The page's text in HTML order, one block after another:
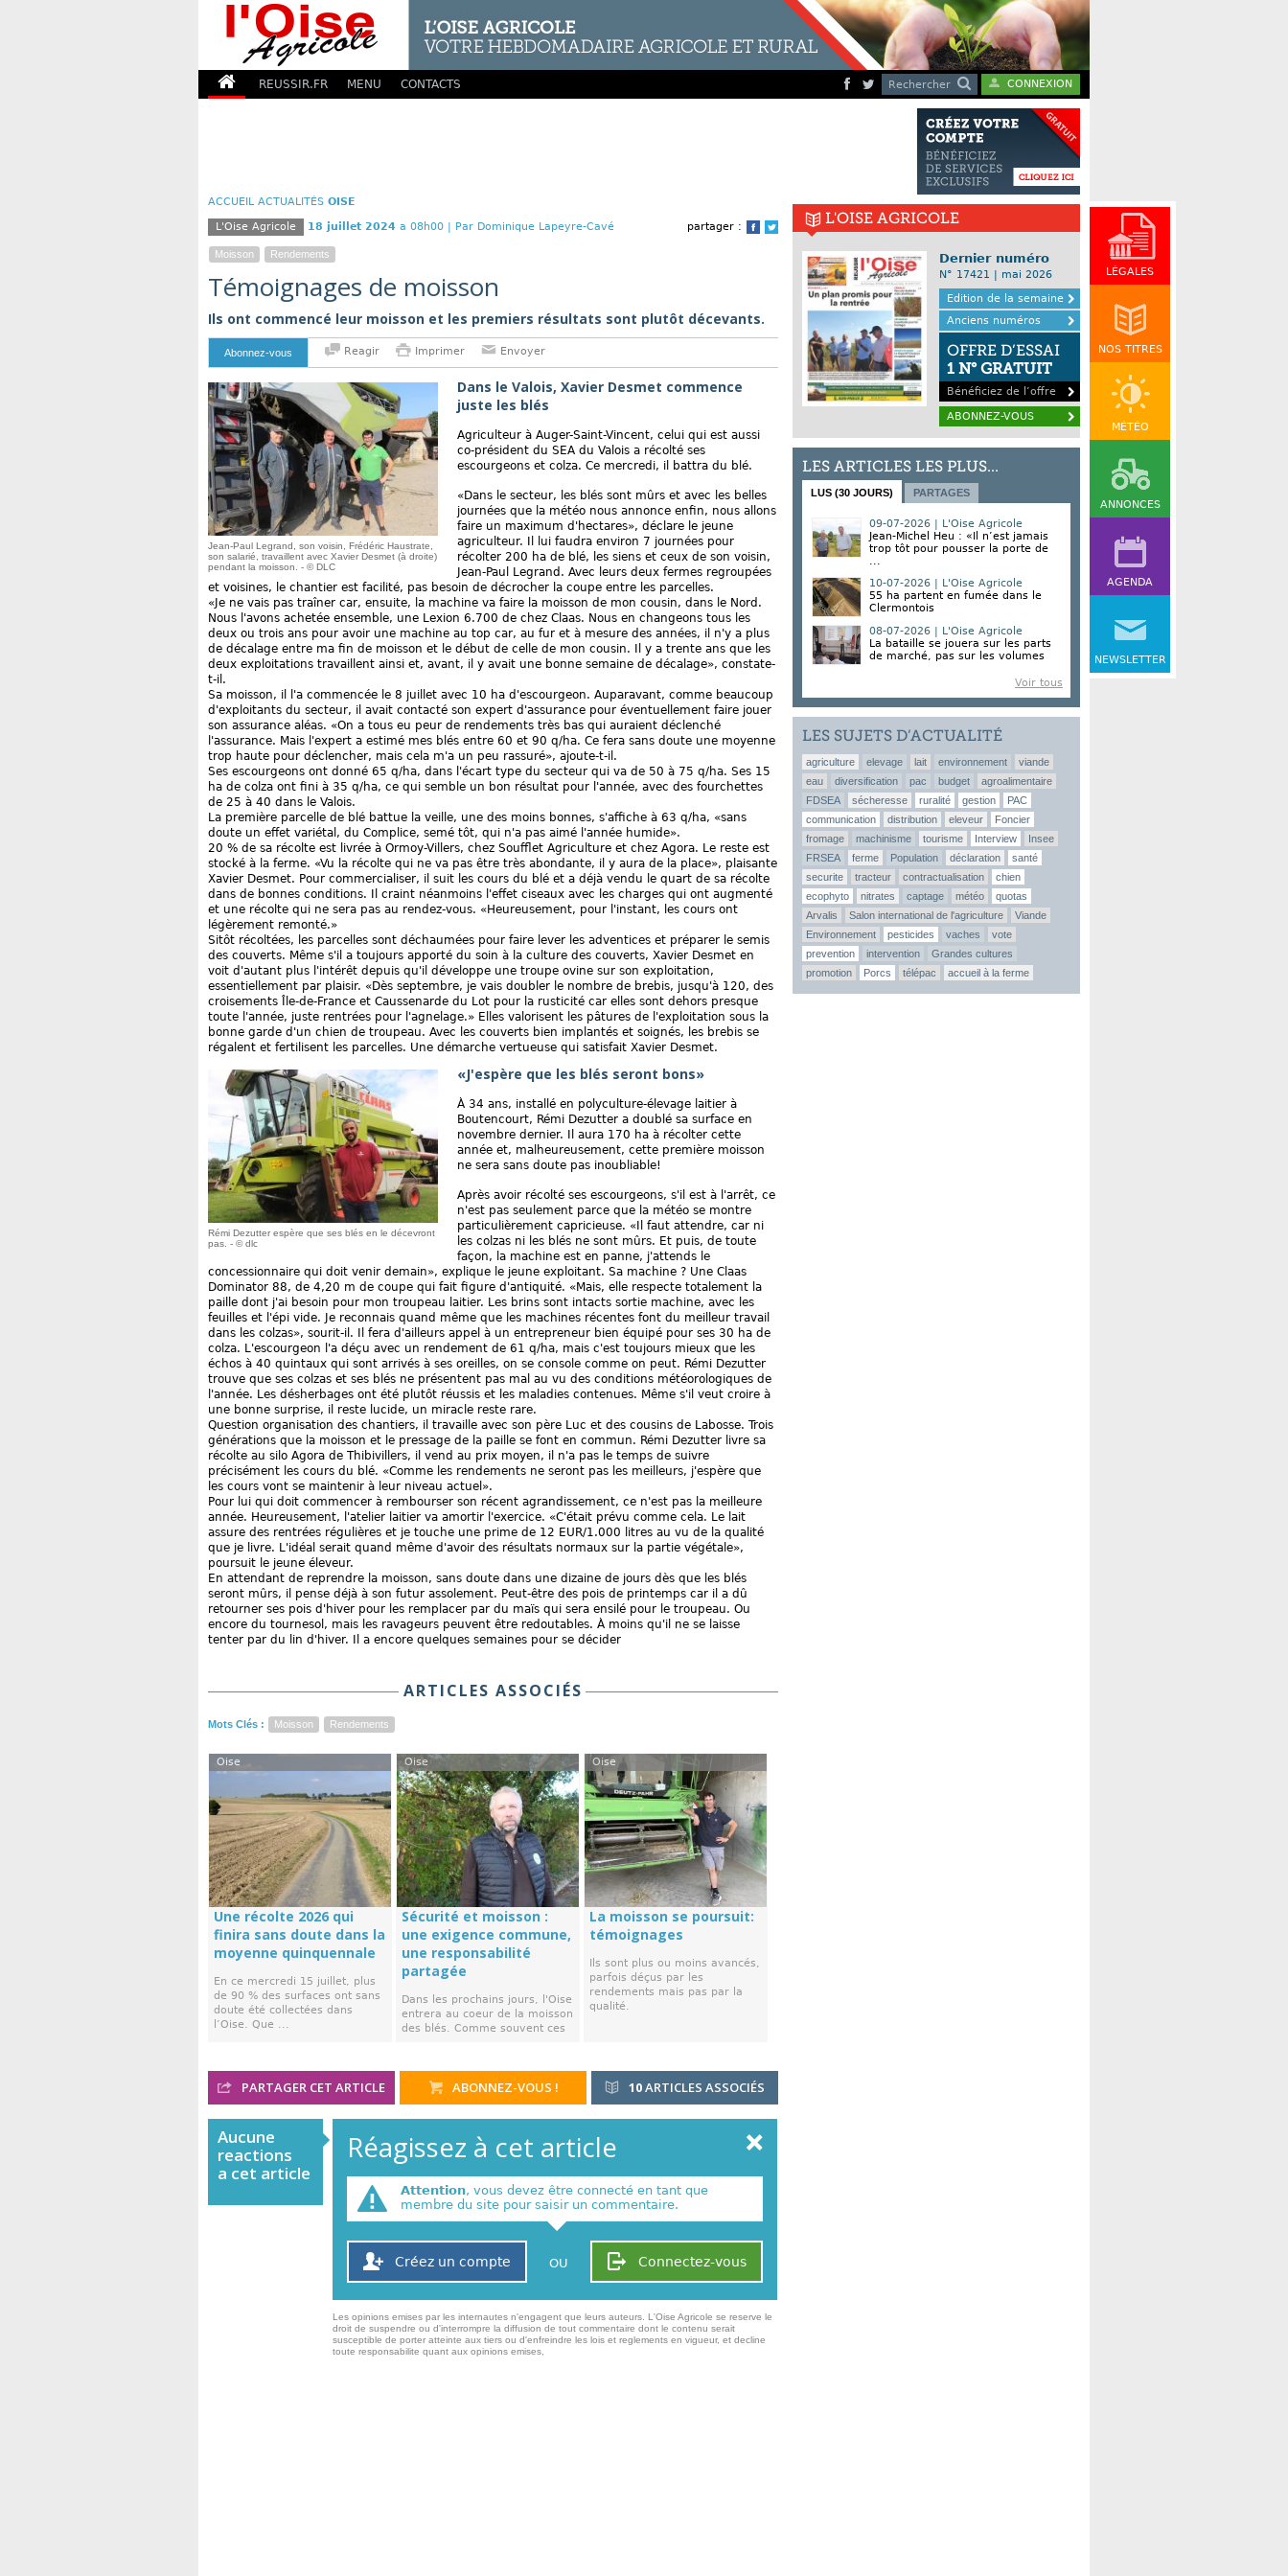
REUSSIR.FR MENU CONTACTS Rechercher CONNEXION
LÉGALES
NOS TITRES
MÉTÉO
ANNONCES
AGENDA
NEWSLETTER
ACCUEIL ACTUALITÉS OISE
partager :
Facebook
Twitter
L'Oise Agricole 18 juillet 2024 a 08h00 | Par Dominique Lapeyre-Cavé
Moisson Rendements
Témoignages de moisson
Ils ont commencé leur moisson et les premiers résultats sont plutôt décevants.
Abonnez-vous Reagir Imprimer Envoyer
Jean-Paul Legrand, son voisin, Frédéric Haustrate,
son salarié, travaillent avec Xavier Desmet (à droite)
pendant la moisson. - © DLC
Dans le Valois, Xavier Desmet commence
juste les blés
Agriculteur à Auger-Saint-Vincent, celui qui est aussi
co-président du SEA du Valois a récolté ses
escourgeons et colza. Ce mercredi, il battra du blé.
«Dans le secteur, les blés sont mûrs et avec les belles
journées que la météo nous annonce enfin, nous allons
faire un maximum d'hectares», déclare le jeune
agriculteur. Il lui faudra environ 7 journées pour
récolter 200 ha de blé, les siens et ceux de son voisin,
Jean-Paul Legrand. Avec leurs deux fermes regroupées
et voisines, le chantier est facilité, pas besoin de décrocher la coupe entre les parcelles.
«Je ne vais pas traîner car, ensuite, la machine va faire la moisson de mon cousin, dans le Nord.
Nous l'avons achetée ensemble, une Lexion 6.700 de chez Claas. Nous en changeons tous les
deux ou trois ans pour avoir une machine au top car, au fur et à mesure des années, il n'y a plus
de décalage entre ma fin de moisson et le début de celle de mon cousin. Il y a trente ans que les
deux exploitations travaillent ainsi et, avant, il y avait une bonne semaine de décalage», constate-
t-il.
Sa moisson, il l'a commencée le 8 juillet avec 10 ha d'escourgeon. Auparavant, comme beaucoup
d'exploitants du secteur, il avait contacté son expert d'assurance pour éventuellement faire jouer
son assurance aléas. «On a tous eu peur de rendements très bas qui auraient déclenché
l'assurance. Mais l'expert a estimé mes blés entre 60 et 90 q/ha. Ce fera sans doute une moyenne
trop haute pour déclencher, mais cela m'a un peu rassuré», ajoute-t-il.
Ses escourgeons ont donné 65 q/ha, dans l'écart type du secteur qui va de 50 à 75 q/ha. Ses 15
ha de colza ont fini à 35 q/ha, ce qui semble un bon résultat pour l'année, avec des fourchettes
de 25 à 40 dans le Valois.
La première parcelle de blé battue la veille, une des moins bonnes, s'affiche à 63 q/ha, «sans
doute un effet variétal, du Complice, semé tôt, qui n'a pas aimé l'année humide».
20 % de sa récolte est livrée à Ormoy-Villers, chez Soufflet Agriculture et chez Agora. Le reste est
stocké à la ferme. «Vu la récolte qui ne va pas être très abondante, il y aura de la place», plaisante
Xavier Desmet. Pour commercialiser, il suit les cours du blé et a déjà vendu le quart de sa récolte
dans de bonnes conditions. Il craint néanmoins l'effet ciseaux avec les charges qui ont augmenté
et une récolte qui ne sera pas au rendez-vous. «Heureusement, pour l'instant, les cours ont
légèrement remonté.»
Sitôt récoltées, les parcelles sont déchaumées pour faire lever les adventices et préparer le semis
des couverts. Même s'il a toujours apporté du soin à la culture des couverts, Xavier Desmet en
voit d'autant plus l'intérêt depuis qu'il développe une troupe ovine sur son exploitation,
essentiellement par plaisir. «Dès septembre, je vais doubler le nombre de brebis, jusqu'à 120, des
croisements Île-de-France et Caussenarde du Lot pour la rusticité car elles sont dehors presque
toute l'année, juste rentrées pour l'agnelage.» Elles valorisent les pâtures de l'exploitation sous la
bonne garde d'un chien de troupeau. Avec les couverts bien implantés et soignés, les brebis se
régalent et fertilisent les parcelles. Une démarche vertueuse qui satisfait Xavier Desmet.
Rémi Dezutter espère que ses blés en le décevront
pas. - © dlc
«J'espère que les blés seront bons»
À 34 ans, installé en polyculture-élevage laitier à
Boutencourt, Rémi Dezutter a doublé sa surface en
novembre dernier. Il aura 170 ha à récolter cette
année et, malheureusement, cette première moisson
ne sera sans doute pas inoubliable!
Après avoir récolté ses escourgeons, s'il est à l'arrêt, ce
n'est pas seulement parce que la météo se montre
particulièrement capricieuse. «Il faut attendre, car ni
les colzas ni les blés ne sont mûrs. Et puis, de toute
façon, la machine est en panne, j'attends le
concessionnaire qui doit venir demain», explique le jeune exploitant. Sa machine ? Une Claas
Dominator 88, de 4,20 m de coupe qui fait figure d'antiquité. «Mais, elle respecte totalement la
paille dont j'ai besoin pour mon troupeau laitier. Les brins sont intacts sortie machine, avec les
feuilles et l'épi vide. Je reconnais quand même que les machines récentes font du meilleur travail
dans les colzas», sourit-il. Il fera d'ailleurs appel à un entrepreneur bien équipé pour ses 30 ha de
colza. L'escourgeon l'a déçu avec un rendement de 61 q/ha, mais c'est toujours mieux que les
échos à 40 quintaux qui sont arrivés à ses oreilles, on se console comme on peut. Rémi Dezutter
trouve que ses colzas et ses blés ne présentent pas mal au vu des conditions météorologiques de
l'année. Les désherbages ont été plutôt réussis et les maladies contenues. Même s'il veut croire à
une bonne surprise, il reste lucide, un miracle reste rare.
Question organisation des chantiers, il travaille avec son père Luc et des cousins de Labosse. Trois
générations que la moisson et le pressage de la paille se font en commun. Rémi Dezutter livre sa
récolte au silo Agora de Thibivillers, il vend au prix moyen, il n'a pas le temps de suivre
précisément les cours du blé. «Comme les rendements ne seront pas les meilleurs, j'espère que
les cours vont se maintenir à leur niveau actuel».
Pour lui qui doit commencer à rembourser son récent agrandissement, ce n'est pas la meilleure
année. Heureusement, l'atelier laitier va amortir l'exercice. «C'était prévu comme cela. Le lait
assure des rentrées régulières et je touche une prime de 12 EUR/1.000 litres au vu de la qualité
que je livre. L'idéal serait quand même d'avoir des résultats normaux sur la partie végétale»,
poursuit le jeune éleveur.
En attendant de reprendre la moisson, sans doute dans une dizaine de jours dès que les blés
seront mûrs, il pense déjà à son futur assolement. Peut-être des pois de printemps car il a dû
retourner ses pois d'hiver pour les remplacer par du maïs qui sera ensilé pour le troupeau. Ou
encore du tournesol, mais les ravageurs peuvent être redoutables. À moins qu'il ne se laisse
tenter par du lin d'hiver. Il a encore quelques semaines pour se décider
ARTICLES ASSOCIÉS
Mots Clés : Moisson Rendements
Oise
Une récolte 2026 qui
finira sans doute dans la
moyenne quinquennale
En ce mercredi 15 juillet, plus
de 90 % des surfaces ont sans
doute été collectées dans
l’Oise. Que ...
Oise
Sécurité et moisson :
une exigence commune,
une responsabilité
partagée
Dans les prochains jours, l'Oise
entrera au coeur de la moisson
des blés. Comme souvent ces
Oise
La moisson se poursuit:
témoignages
Ils sont plus ou moins avancés,
parfois déçus par les
rendements mais pas par la
qualité.
10ARTICLES ASSOCIÉS
PARTAGER CET ARTICLE ABONNEZ-VOUS !
Aucune
reactions
a cet article
Réagissez à cet article
Attention, vous devez être connecté en tant que
membre du site pour saisir un commentaire.
Connectez-vous
Créez un compte OU
Les opinions emises par les internautes n'engagent que leurs auteurs. L'Oise Agricole se reserve le
droit de suspendre ou d'interrompre la diffusion de tout commentaire dont le contenu serait
susceptible de porter atteinte aux tiers ou d'enfreindre les lois et reglements en vigueur, et decline
toute responsabilite quant aux opinions emises,
L'OISE AGRICOLE
Dernier numéro
N° 17421 | mai 2026
Edition de la semaine
Anciens numéros
OFFRE D’ESSAI
1 N° GRATUIT
Bénéficiez de l’offre
ABONNEZ-VOUS
LES ARTICLES LES PLUS...
LUS (30 JOURS) PARTAGES
09-07-2026 | L'Oise Agricole
Jean-Michel Heu : «Il n’est jamais
trop tôt pour pousser la porte de
...
10-07-2026 | L'Oise Agricole
55 ha partent en fumée dans le
Clermontois
08-07-2026 | L'Oise Agricole
La bataille se jouera sur les parts
de marché, pas sur les volumes
Voir tous
LES SUJETS D’ACTUALITÉ
agriculture elevage lait environnement
viande
eau
diversification pac budget
agroalimentaire
FDSEA
sécheresse ruralité gestion
PAC
communication
distribution eleveur
Foncier
fromage
machinisme tourisme Interview
Insee
FRSEA
ferme Population déclaration
santé
securite
tracteur contractualisation
chien
ecophyto
nitrates captage météo
quotas
Arvalis
Salon international de l'agriculture
Viande
Environnement
pesticides vaches
vote
prevention
intervention
Grandes cultures
promotion
Porcs télépac accueil à la ferme